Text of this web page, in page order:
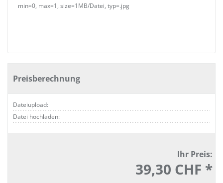
min=0, max=1, size=1MB/Datei, typ=.jpg
Preisberechnung
Dateiupload:
Datei hochladen:
Ihr Preis:
39,30 CHF *